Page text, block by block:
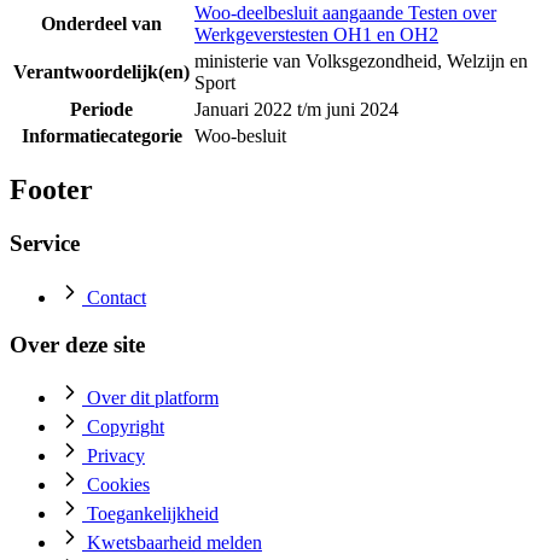
Onderdeel van
Woo-deelbesluit aangaande Testen over
Werkgeverstesten OH1 en OH2
Verantwoordelijk(en)
ministerie van Volksgezondheid, Welzijn en
Sport
Periode
Januari 2022 t/m juni 2024
Informatiecategorie
Woo-besluit
Footer
Service
Contact
Over deze site
Over dit platform
Copyright
Privacy
Cookies
Toegankelijkheid
Kwetsbaarheid melden